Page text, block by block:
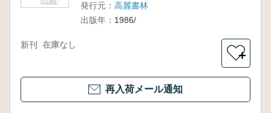
発行元： 高麗書林
出版年： 1986/
新刊 在庫なし
＋
再入荷メール通知